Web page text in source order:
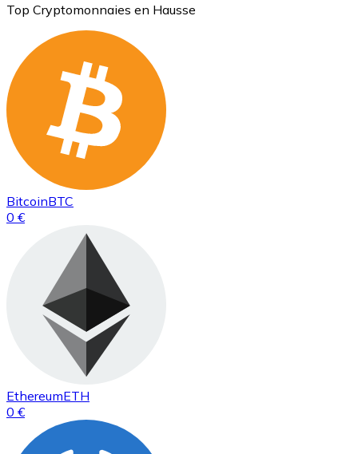
Top Cryptomonnaies en Hausse
BitcoinBTC
0 €
EthereumETH
0 €